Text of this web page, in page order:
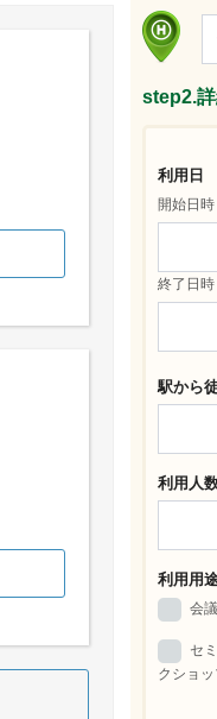
step2.
利用日
開始日時
終了日時
駅から
利用人
利用用
会議
セ
クショ